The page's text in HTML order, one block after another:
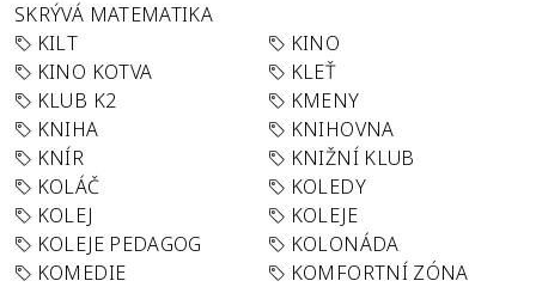
SKRÝVÁ MATEMATIKA
KILT
KINO
KINO KOTVA
KLEŤ
KLUB K2
KMENY
KNIHA
KNIHOVNA
KNÍR
KNIŽNÍ KLUB
KOLÁČ
KOLEDY
KOLEJ
KOLEJE
KOLEJE PEDAGOG
KOLONÁDA
KOMEDIE
KOMFORTNÍ ZÓNA